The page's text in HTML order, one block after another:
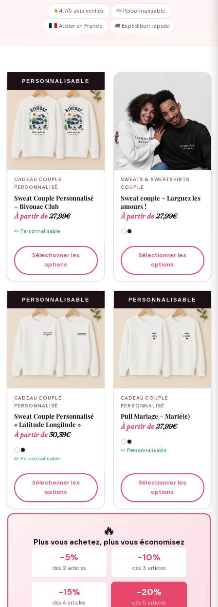
★4,7/5 avis vérifiés ✏️ Personnalisable
Atelier en France 🚚 Expédition rapide
PERSONNALISABLE
CADEAU COUPLE
PERSONNALISÉ
Sweat Couple Personnalisé
– Bivouac Club
À partir de27,99€
✏️ Personnalisable
Sélectionner les
options
SWEATS & SWEATSHIRTS
COUPLE
Sweat couple – Larguez les
amours !
À partir de27,99€
Sélectionner les
options
PERSONNALISABLE
CADEAU COUPLE
PERSONNALISÉ
Sweat Couple Personnalisé
« Latitude Longitude »
À partir de30,39€
✏️ Personnalisable
Sélectionner les
options
PERSONNALISABLE
CADEAU COUPLE
PERSONNALISÉ
Pull Mariage – Marié(e)
À partir de27,99€
✏️ Personnalisable
Sélectionner les
options
🔥
Plus vous achetez, plus vous économisez
-5%
dès 2 articles
-10%
dès 3 articles
-15%
dès 4 articles
-20%
dès 5 articles